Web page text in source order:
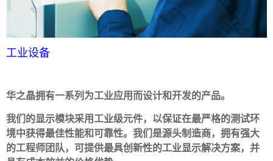
工业设备
华之晶拥有一系列为工业应用而设计和开发的产品。
我们的显示模块采用工业级元件，以保证在最严格的测试环
境中获得最佳性能和可靠性。我们是源头制造商，拥有强大
的工程师团队，可提供最具创新性的工业显示解决方案，并